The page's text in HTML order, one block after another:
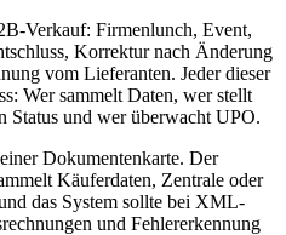
Verkauf: Firmenlunch, Event,
Korrektur nach Änderung
vom Lieferanten. Jeder dieser
Wer sammelt Daten, wer stellt
Status und wer überwacht UPO.
Dokumentenkarte. Der
Käuferdaten, Zentrale oder
das System sollte bei XML-
und Fehlererkennung